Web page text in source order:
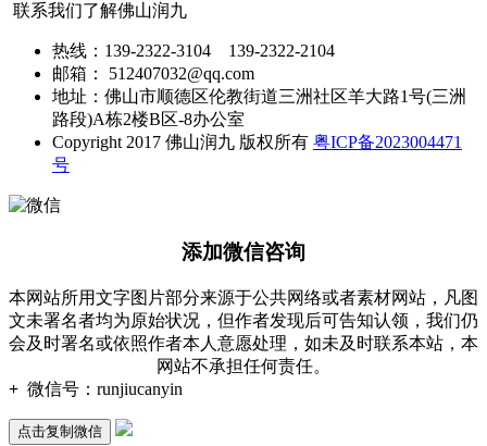
联系我们了解佛山润九
热线：139-2322-3104 139-2322-2104
邮箱： 512407032@qq.com
地址：佛山市顺德区伦教街道三洲社区羊大路1号(三洲
路段)A栋2楼B区-8办公室
Copyright 2017 佛山润九 版权所有 粤ICP备2023004471
号
添加微信咨询
本网站所用文字图片部分来源于公共网络或者素材网站，凡图
文未署名者均为原始状况，但作者发现后可告知认领，我们仍
会及时署名或依照作者本人意愿处理，如未及时联系本站，本
网站不承担任何责任。
+ 微信号： runjiucanyin
点击复制微信